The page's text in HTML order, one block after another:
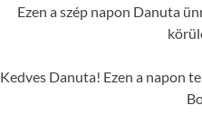
Ezen a szép napon Danuta
Kedves Danuta! Ezen a napon